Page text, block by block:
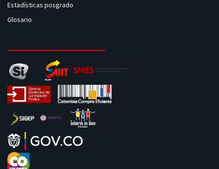
Estadísticas posgrado
Glosario